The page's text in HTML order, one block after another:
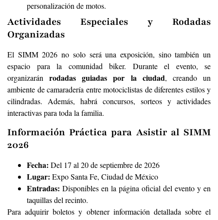
personalización de motos.
Actividades Especiales y Rodadas
Organizadas
El SIMM 2026 no solo será una exposición, sino también un
espacio para la comunidad biker. Durante el evento, se
organizaránrodadas guiadas por la ciudad, creando un
ambiente de camaradería entre motociclistas de diferentes estilos y
cilindradas. Además, habrá concursos, sorteos y actividades
interactivas para toda la familia.
Información Práctica para Asistir al SIMM
2026
Fecha: Del 17 al 20 de septiembre de 2026
Lugar: Expo Santa Fe, Ciudad de México
Entradas: Disponibles en la página oficial del evento y en
taquillas del recinto.
Para adquirir boletos y obtener información detallada sobre el